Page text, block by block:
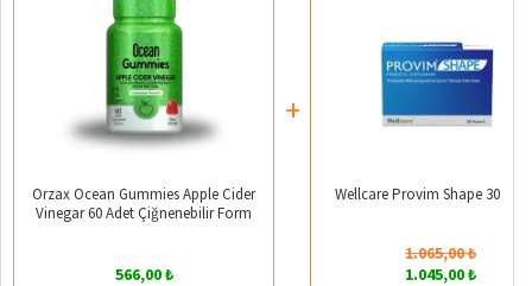
Orzax Ocean Gummies Apple Cider
Vinegar 60 Adet Çiğnenebilir Form
566,00 ₺
+
Wellcare Provim Shape 30
1.065,00 ₺
1.045,00 ₺